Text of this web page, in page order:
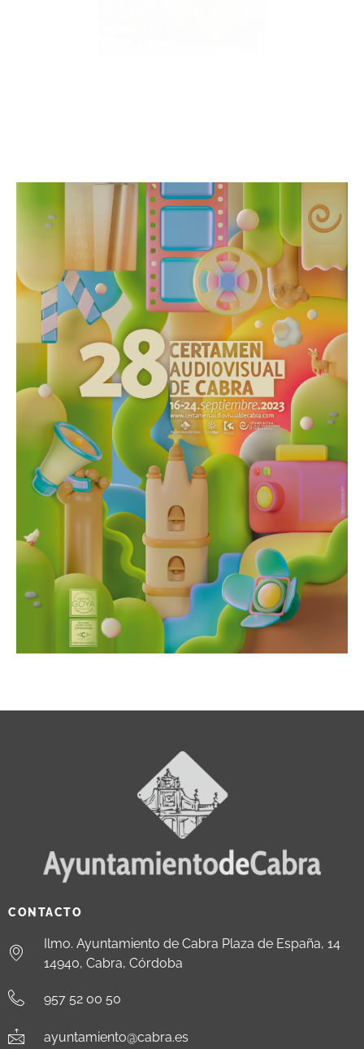
CONTACTO
Ilmo. Ayuntamiento de Cabra Plaza de España, 14
14940, Cabra, Córdoba
957 52 00 50
ayuntamiento@cabra.es